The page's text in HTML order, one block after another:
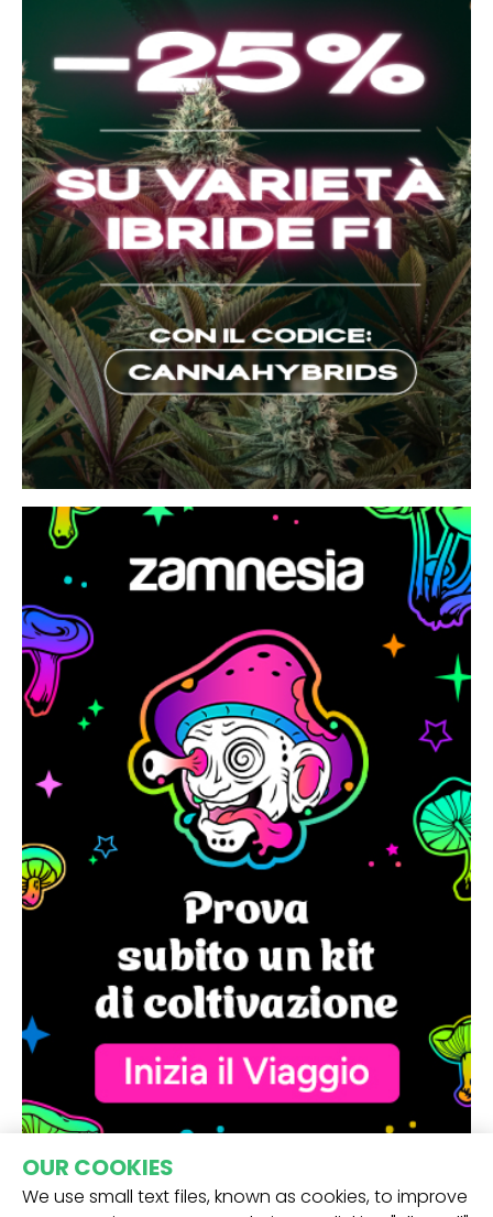
OUR COOKIES
We use small text files, known as cookies, to improve